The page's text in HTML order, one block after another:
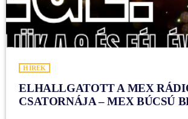
HÍREK
ELHALLGATOTT A MEX
CSATORNÁJA – MEX BÚCSÚ